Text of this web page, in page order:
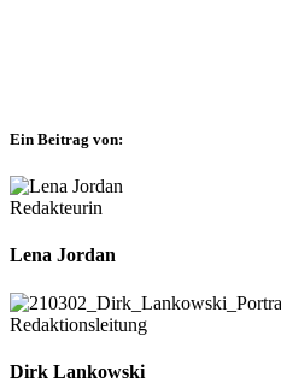
Ein Beitrag von:
Redakteurin
Lena Jordan
Redaktionsleitung
Dirk Lankowski